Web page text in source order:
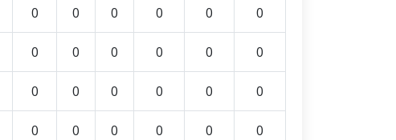
0 0 0 0 0 0
0 0 0 0 0 0
0 0 0 0 0 0
0 0 0 0 0 0